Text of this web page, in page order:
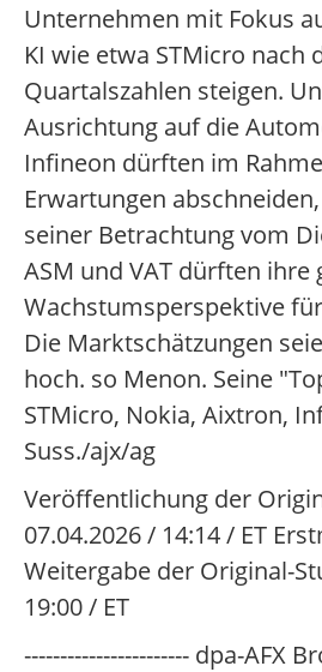
Unternehmen mit Fokus
KI wie etwa STMicro nach
Quartalszahlen steigen.
Ausrichtung auf die
Infineon dürften im
Erwartungen
seiner Betrachtung vom
ASM und VAT dürften ihre
Wachstumsperspektive
Die Marktschätzungen
hoch. so Menon. Seine
STMicro, Nokia, Aixtron,
Suss./ajx/ag
Veröffentlichung der
07.04.2026 / 14:14 / ET
Weitergabe der Original-
19:00 / ET
----------------------- dpa-AFX